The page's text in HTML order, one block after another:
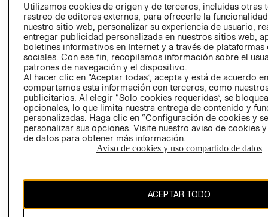
AVISO DE
PRIVACIDAD
GIFT CARD
AVISO DE
Utilizamos cookies de origen y de terceros, incluidas otras
rastreo de editores externos, para ofrecerle la
nuestro sitio web, personalizar su experiencia de usuario,
entregar publicidad personalizada en nuestros sitios web,
boletines informativos en Internet y a través de plataformas
sociales. Con ese fin, recopilamos información sobre el
patrones de navegación y el dispositivo.
Al hacer clic en “Aceptar todas”, acepta y está de acuerdo
compartamos esta información con terceros, como
publicitarios. Al elegir “Solo cookies requeridas”, se
opcionales, lo que limita nuestra entrega de contenido y
personalizadas. Haga clic en “Configuración de cookies y
personalizar sus opciones. Visite nuestro aviso de cookies
de datos para obtener más información.
Aviso de cookies y uso compartido de datos
ACEPTAR TODO